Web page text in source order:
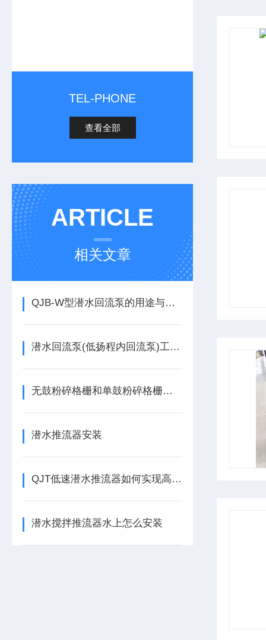
TEL-PHONE
查看全部
ARTICLE
相关文章
QJB-W型潜水回流泵的用途与特点有哪些
潜水回流泵(低扬程内回流泵)工作原理
无鼓粉碎格栅和单鼓粉碎格栅区别工作原理
潜水推流器安装
QJT低速潜水推流器如何实现高效水体循环
潜水搅拌推流器水上怎么安装